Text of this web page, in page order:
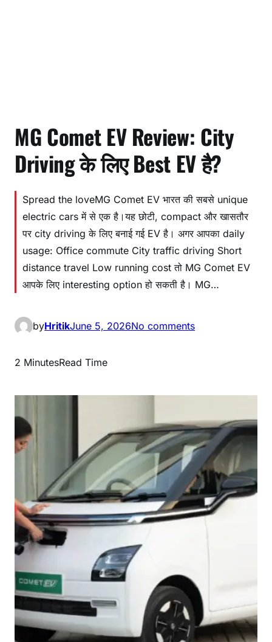
MG Comet EV Review: City
Driving के लिए Best EV है?
Spread the loveMG Comet EV भारत की सबसे unique
electric cars में से एक है।यह छोटी, compact और खासतौर
पर city driving के लिए बनाई गई EV है। अगर आपका daily
usage: Office commute City traffic driving Short
distance travel Low running cost तो MG Comet EV
आपके लिए interesting option हो सकती है। MG…
byHritikJune 5, 2026No comments
2 MinutesRead Time